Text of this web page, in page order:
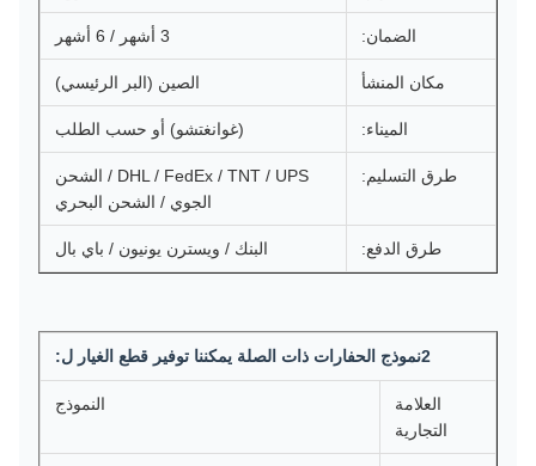
الضمان: 3 أشهر / 6 أشهر
مكان المنشأ الصين (البر الرئيسي)
الميناء: (غوانغتشو) أو حسب الطلب
طرق التسليم:
DHL / FedEx / TNT / UPS / الشحن
الجوي / الشحن البحري
طرق الدفع: البنك / ويسترن يونيون / باي بال
2نموذج الحفارات ذات الصلة يمكننا توفير قطع الغيار ل:
العلامة
التجارية
النموذج